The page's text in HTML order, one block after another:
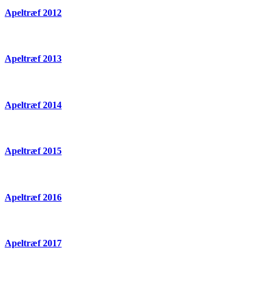
Apeltræf 2012
Apeltræf 2013
Apeltræf 2014
Apeltræf 2015
Apeltræf 2016
Apeltræf 2017